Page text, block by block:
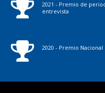
2021 - Premio de
entrevista
2020 - Premio